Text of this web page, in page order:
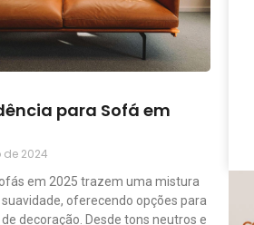
para Sofá em
2024
em 2025 trazem uma mistura
oferecendo opções para
decoração. Desde tons neutros e